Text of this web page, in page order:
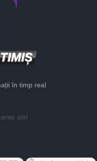
în timp real
știri